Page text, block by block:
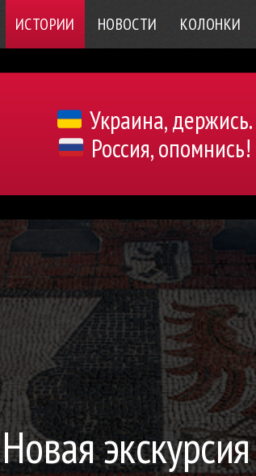
ИСТОРИИ НОВОСТИ КОЛОНКИ
Украина, держись.
Россия, опомнись!